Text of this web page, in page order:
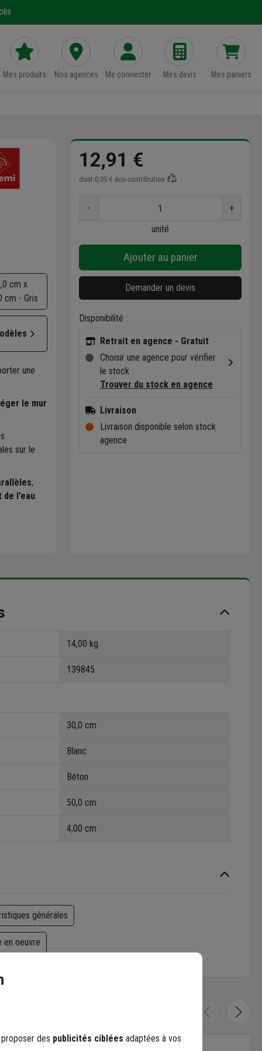
Mes produits Nos agences Me connecter Mes devis Mes paniers
cm x
cm - Gris
une
le mur
sur le
,
l’eau
12,91 €
dont 0,05 € éco-contribution
-
+
unité
Ajouter au panier
Demander un devis
Disponibilité :
Retrait en agence - Gratuit
Choisir une agence pour vérifier
le stock
Trouver du stock en agence
Livraison
Livraison disponible selon stock
agence
14,00 kg
139845
30,0 cm
Blanc
Béton
50,0 cm
4,00 cm
générales
en oeuvre
des publicités ciblées adaptées à vos